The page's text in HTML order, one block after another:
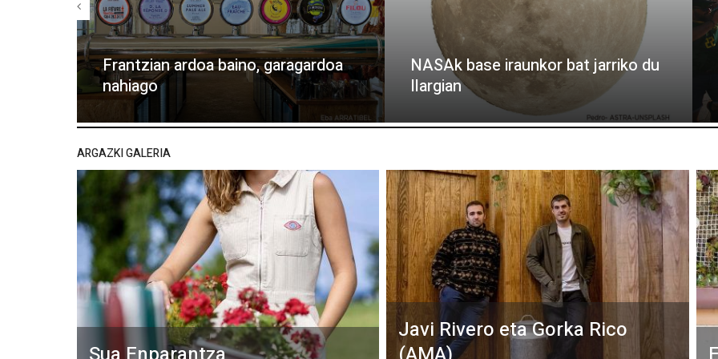
Frantzian ardoa baino, garagardoa
nahiago
NASAk base iraunkor bat jarriko du
Ilargian
ARGAZKI GALERIA
Javi Rivero eta Gorka Rico